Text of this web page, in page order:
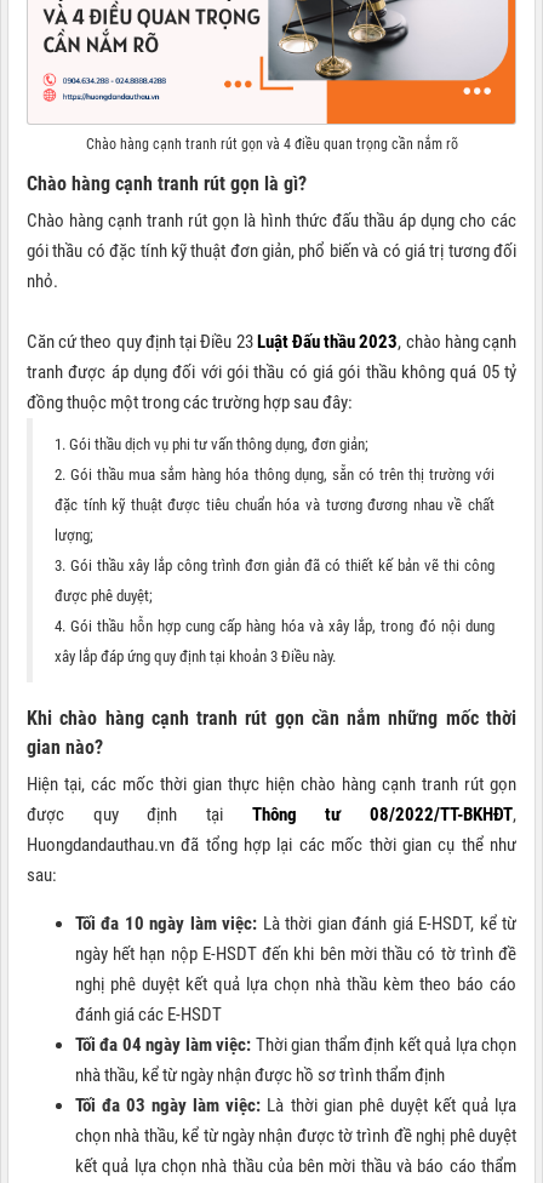
Chào hàng cạnh tranh rút gọn và 4 điều quan trọng cần nắm rõ
Chào hàng cạnh tranh rút gọn là gì?
Chào hàng cạnh tranh rút gọn là hình thức đấu thầu áp dụng cho các
gói thầu có đặc tính kỹ thuật đơn giản, phổ biến và có giá trị tương đối
nhỏ.
Căn cứ theo quy định tại Điều 23Luật Đấu thầu 2023, chào hàng cạnh
tranh được áp dụng đối với gói thầu có giá gói thầu không quá 05 tỷ
đồng thuộc một trong các trường hợp sau đây:
1. Gói thầu dịch vụ phi tư vấn thông dụng, đơn giản;
2. Gói thầu mua sắm hàng hóa thông dụng, sẵn có trên thị trường với
đặc tính kỹ thuật được tiêu chuẩn hóa và tương đương nhau về chất
lượng;
3. Gói thầu xây lắp công trình đơn giản đã có thiết kế bản vẽ thi công
được phê duyệt;
4. Gói thầu hỗn hợp cung cấp hàng hóa và xây lắp, trong đó nội dung
xây lắp đáp ứng quy định tại khoản 3 Điều này.
Khi chào hàng cạnh tranh rút gọn cần nắm những mốc thời
gian nào?
Hiện tại, các mốc thời gian thực hiện chào hàng cạnh tranh rút gọn
được quy định tại Thông tư 08/2022/TT-BKHĐT,
Huongdandauthau.vn đã tổng hợp lại các mốc thời gian cụ thể như
sau:
Tối đa 10 ngày làm việc: Là thời gian đánh giá E-HSDT, kể từ
ngày hết hạn nộp E-HSDT đến khi bên mời thầu có tờ trình đề
nghị phê duyệt kết quả lựa chọn nhà thầu kèm theo báo cáo
đánh giá các E-HSDT
Tối đa 04 ngày làm việc: Thời gian thẩm định kết quả lựa chọn
nhà thầu, kể từ ngày nhận được hồ sơ trình thẩm định
Tối đa 03 ngày làm việc: Là thời gian phê duyệt kết quả lựa
chọn nhà thầu, kể từ ngày nhận được tờ trình đề nghị phê duyệt
kết quả lựa chọn nhà thầu của bên mời thầu và báo cáo thẩm